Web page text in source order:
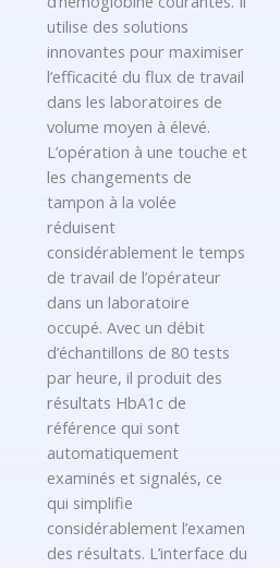
utilise des solutions
innovantes pour maximiser
l’efficacité du flux de travail
dans les laboratoires de
volume moyen à élevé.
L’opération à une touche et
les changements de
tampon à la volée
réduisent
considérablement le temps
de travail de l’opérateur
dans un laboratoire
occupé. Avec un débit
d’échantillons de 80 tests
par heure, il produit des
résultats HbA1c de
référence qui sont
automatiquement
examinés et signalés, ce
qui simplifie
considérablement l’examen
des résultats. L’interface du